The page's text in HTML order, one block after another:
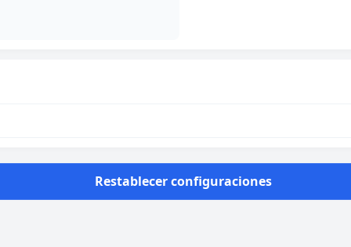
Restablecer configuraciones